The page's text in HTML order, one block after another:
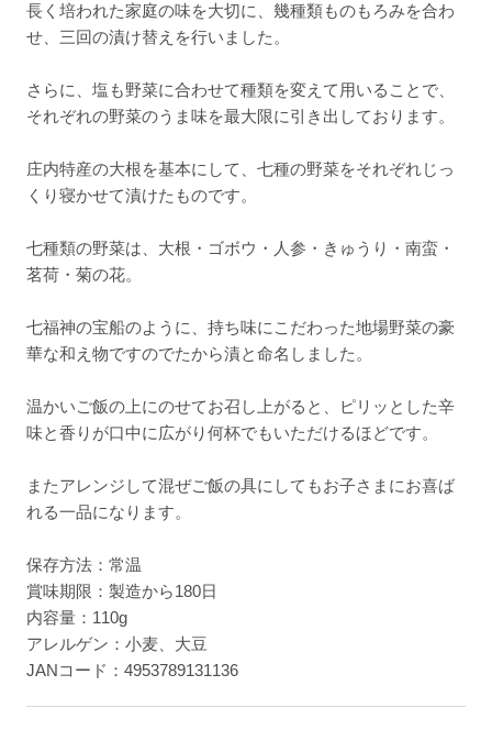
長く培われた家庭の味を大切に、幾種類ものもろみを合わ
せ、三回の漬け替えを行いました。
さらに、塩も野菜に合わせて種類を変えて用いることで、
それぞれの野菜のうま味を最大限に引き出しております。
庄内特産の大根を基本にして、七種の野菜をそれぞれじっ
くり寝かせて漬けたものです。
七種類の野菜は、大根・ゴボウ・人参・きゅうり・南蛮・
茗荷・菊の花。
七福神の宝船のように、持ち味にこだわった地場野菜の豪
華な和え物ですのでたから漬と命名しました。
温かいご飯の上にのせてお召し上がると、ピリッとした辛
味と香りが口中に広がり何杯でもいただけるほどです。
またアレンジして混ぜご飯の具にしてもお子さまにお喜ば
れる一品になります。
保存方法：常温
賞味期限：製造から180日
内容量：110g
アレルゲン：小麦、大豆
JANコード：4953789131136